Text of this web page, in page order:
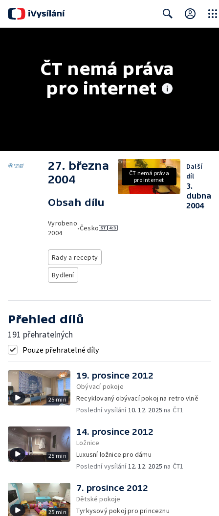
ČT nemá práva
pro internet
27. března
2004
Obsah dílu
Vyrobeno
2004
•Česko
Rady a recepty
Bydlení
ČT nemá práva
pro internet
Další
díl
3.
dubna
2004
Přehled dílů
191 přehratelných
Pouze přehratelné díly
25 min
19. prosince 2012
Obývací pokoje
Recyklovaný obývací pokoj na retro vlně
Poslední vysílání10. 12. 2025 na ČT1
25 min
14. prosince 2012
Ložnice
Luxusní ložnice pro dámu
Poslední vysílání12. 12. 2025 na ČT1
25 min
7. prosince 2012
Dětské pokoje
Tyrkysový pokoj pro princeznu